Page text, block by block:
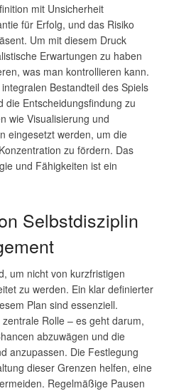
mit Unsicherheit
für Erfolg, und das Risiko
Um mit diesem Druck
Erwartungen zu haben
was man kontrollieren kann.
Bestandteil des Spiels
die Entscheidungsfindung zu
wie Visualisierung und
eingesetzt werden, um die
zu fördern. Das
und Fähigkeiten ist ein
Selbstdisziplin
um nicht von kurzfristigen
zu werden. Ein klar definierter
Plan sind essenziell.
Rolle – es geht darum,
abzuwägen und die
anzupassen. Die Festlegung
dieser Grenzen helfen, eine
Regelmäßige Pausen